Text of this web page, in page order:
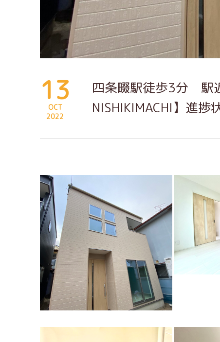
13
OCT
2022
四条畷駅徒歩3分 駅
NISHIKIMACHI】進捗